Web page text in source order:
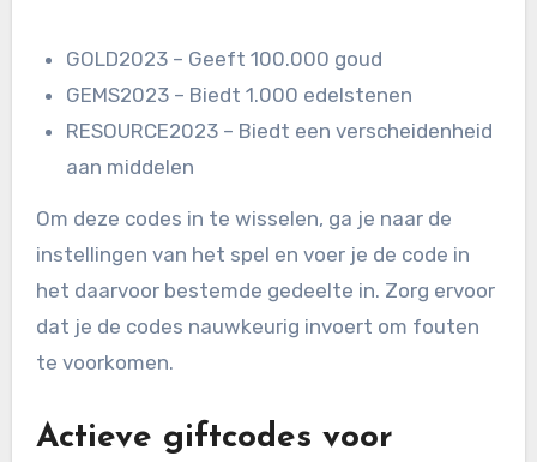
GOLD2023 – Geeft 100.000 goud
GEMS2023 – Biedt 1.000 edelstenen
RESOURCE2023 – Biedt een verscheidenheid
aan middelen
Om deze codes in te wisselen, ga je naar de
instellingen van het spel en voer je de code in
het daarvoor bestemde gedeelte in. Zorg ervoor
dat je de codes nauwkeurig invoert om fouten
te voorkomen.
Actieve giftcodes voor